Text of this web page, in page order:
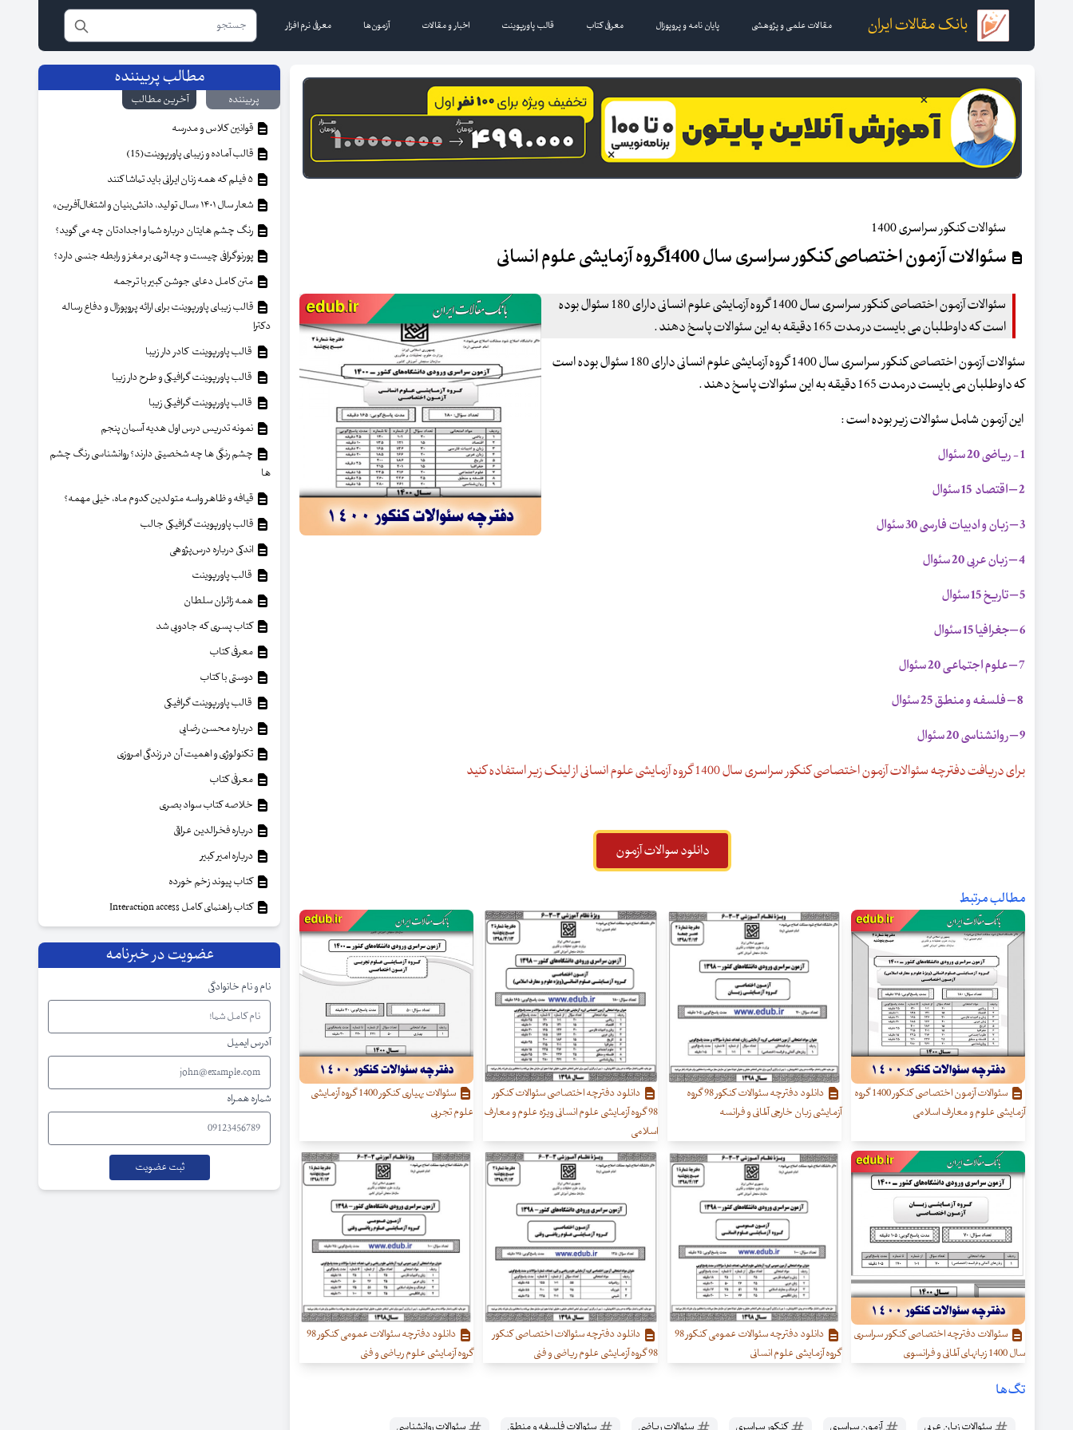
بانک مقالات ایران مقالات علمی و پژوهشی پایان نامه و پروپوزال معرفی کتاب قالب پاورپوینت اخبار و مقالات آزمون‌ها معرفی نرم افزار
سئوالات کنکور سراسری 1400
سئوالات آزمون اختصاصی کنکور سراسری سال 1400گروه آزمایشی علوم انسانی
سئوالات آزمون اختصاصی کنکور سراسری سال 1400 گروه آزمایشی علوم انسانی دارای 180 سئوال بوده
است که داوطلبان می بایست در مدت 165 دقیقه به این سئوالات پاسخ دهند .
سئوالات آزمون اختصاصی کنکور سراسری سال 1400 گروه آزمایشی علوم انسانی دارای 180 سئوال بوده است
که داوطلبان می بایست در مدت 165 دقیقه به این سئوالات پاسخ دهند .
این آزمون شامل سئوالات زیر بوده است :
1 - ریاضی 20 سئوال
2 – اقتصاد 15 سئوال
3 – زبان و ادبیات فارسی 30 سئوال
4 – زبان عربی 20 سئوال
5 – تاریخ 15 سئوال
6 –جغرافیا 15 سئوال
7 – علوم اجتماعی 20 سئوال
9 – روانشناسی 20 سئوال
برای دریافت دفترچه سئوالات آزمون اختصاصی کنکور سراسری سال 1400 گروه آزمایشی علوم انسانی از لینک زیر استفاده کنید
دانلود سوالات آزمون
مطالب مرتبط
سئوالات آزمون اختصاصی کنکور 1400 گروه
آزمایشی علوم و معارف اسلامی
دانلود دفترچه سئوالات کنکور 98 گروه
آزمایشی زبان خارجی آلمانی و فرانسه
دانلود دفترچه اختصاصی سئوالات کنکور
98 گروه آزمایشی علوم انسانی ویژه علوم و معارف
اسلامی
سئوالات بهیاری کنکور 1400 گروه آزمایشی
علوم تجربی
سئوالات دفترچه اختصاصی کنکور سراسری
سال 1400 زبانهای آلمانی و فرانسوی
دانلود دفترچه سئوالات عمومی کنکور 98
گروه آزمایشی علوم انسانی
دانلود دفترچه سئوالات اختصاصی کنکور
98 گروه آزمایشی علوم ریاضی و فنی
دانلود دفترچه سئوالات عمومی کنکور 98
گروه آزمایشی علوم ریاضی و فنی
تگ‌ها
سئوالات زبان عربی آزمون سراسری کنکور سراسری سئوالات ریاضی سئوالات فلسفه و منطق سئوالات روانشناسی
مطالب پربیننده
پربیننده
آخرین مطالب
قوانین کلاس و مدرسه
قالب آماده و زیبای پاورپوینت(15)
شعار سال ۱۴۰۱ «سال تولید، دانش‌بنیان و اشتغال‌آفرین»
رنگ چشم هایتان درباره شما و اجدادتان چه می گوید؟
پورنوگرافی چیست و چه اثری بر مغز و رابطه جنسی دارد؟
متن کامل دعای جوشن کبیر با ترجمه
قالب زیبای پاورپوینت برای ارائه پروپوزال و دفاع رساله
دکترا
قالب پاورپوینت کادر دار زیبا
قالب پاورپوینت گرافیکی و طرح دار زیبا
قالب پاورپوینت گرافیکی زیبا
نمونه تدریس درس اول هدیه آسمان پنجم
چشم رنگی ها چه شخصیتی دارند؟ روانشناسی رنگ چشم
ها
قیافه و ظاهر واسه متولدین کدوم ماه، خیلی مهمه؟
قالب پاورپوینت گرافیکی جالب
اندکی درباره درس‌پژوهی
قالب پاورپوینت
همه زائران سلطان
کتاب پسری که جادویی شد
معرفی کتاب
دوستی با کتاب
قالب پاورپوینت گرافیکی
درباره محسن رضایی
تکنولوژی و اهمیت آن در زندگی امروزی
معرفی کتاب
خلاصه کتاب سواد بصری
درباره فخرالدین عراقی
درباره امیر کبیر
کتاب پیوند زخم خورده
کتاب راهنمای کامل Interaction access
عضویت در خبرنامه
نام و نام خانوادگی
آدرس ایمیل
شماره همراه